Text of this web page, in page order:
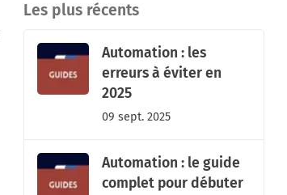
Les plus récents
Automation : les
erreurs à éviter en
2025
09 sept. 2025
Automation : le guide
complet pour débuter